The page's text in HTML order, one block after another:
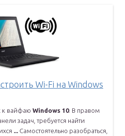
Wi-Fi на Windows
к вайфаю Windows 10. В правом
задач, требуется найти
... Самостоятельно разобраться,